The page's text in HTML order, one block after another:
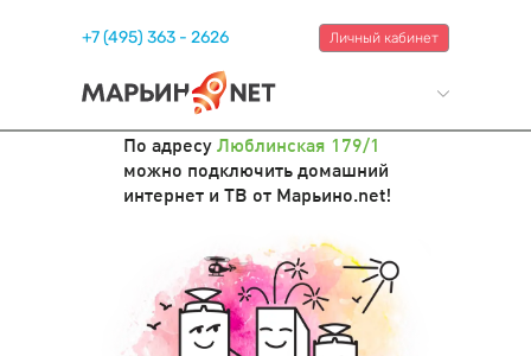
+7 (495) 363 - 2626 Личный кабинет
По адресуЛюблинская 179/1
можно подключить домашний
интернет и ТВ от Марьино.net!